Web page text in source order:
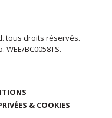
tous droits réservés.
WEE/BC0058TS.
& COOKIES